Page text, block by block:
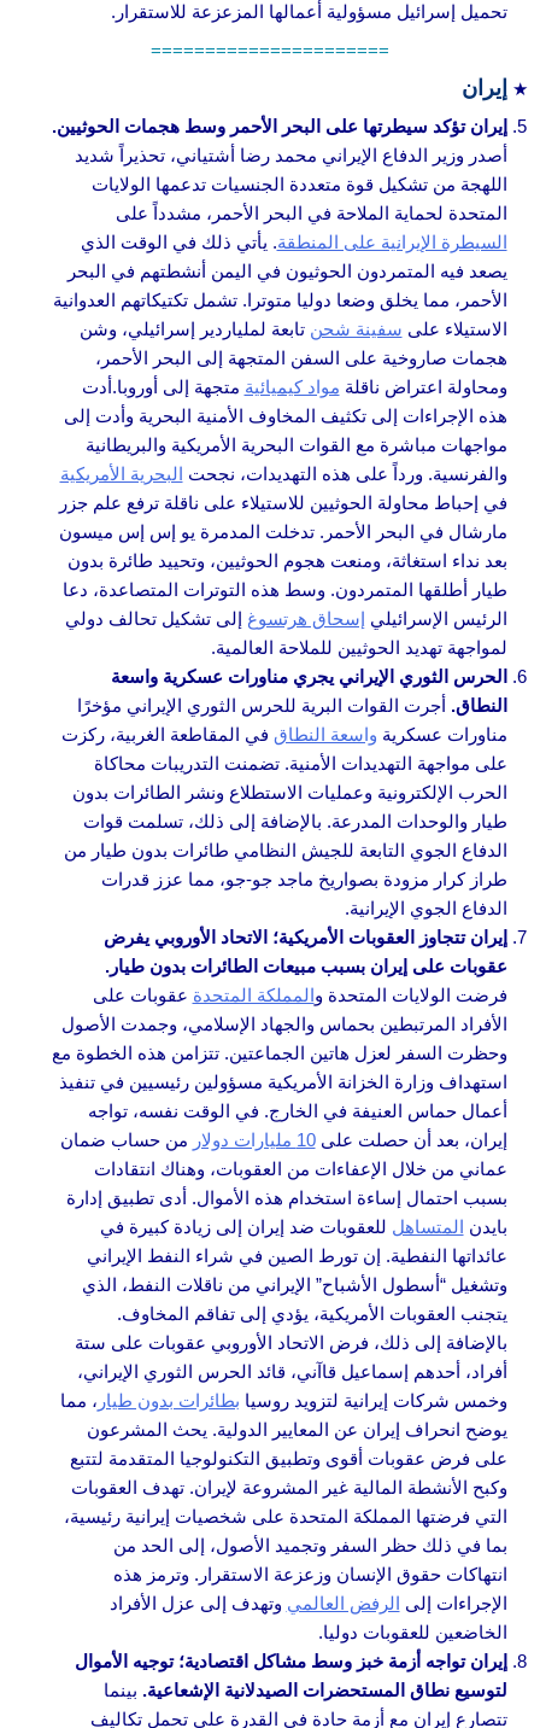
تحميل إسرائيل مسؤولية أعمالها المزعزعة للاستقرار.
======================
إيران
إيران تؤكد سيطرتها على البحر الأحمر وسط هجمات الحوثيين.
أصدر وزير الدفاع الإيراني محمد رضا أشتياني، تحذيراً شديد
اللهجة من تشكيل قوة متعددة الجنسيات تدعمها الولايات
المتحدة لحماية الملاحة في البحر الأحمر، مشدداً على
السيطرة الإيرانية على المنطقة. يأتي ذلك في الوقت الذي
يصعد فيه المتمردون الحوثيون في اليمن أنشطتهم في البحر
الأحمر، مما يخلق وضعا دوليا متوترا. تشمل تكتيكاتهم العدوانية
الاستيلاء على سفينة شحن تابعة لملياردير إسرائيلي، وشن
هجمات صاروخية على السفن المتجهة إلى البحر الأحمر،
ومحاولة اعتراض ناقلة مواد كيميائية متجهة إلى أوروبا.أدت
هذه الإجراءات إلى تكثيف المخاوف الأمنية البحرية وأدت إلى
مواجهات مباشرة مع القوات البحرية الأمريكية والبريطانية
والفرنسية. ورداً على هذه التهديدات، نجحت البحرية الأمريكية
في إحباط محاولة الحوثيين للاستيلاء على ناقلة ترفع علم جزر
مارشال في البحر الأحمر. تدخلت المدمرة يو إس إس ميسون
بعد نداء استغاثة، ومنعت هجوم الحوثيين، وتحييد طائرة بدون
طيار أطلقها المتمردون. وسط هذه التوترات المتصاعدة، دعا
الرئيس الإسرائيلي إسحاق هرتسوغ إلى تشكيل تحالف دولي
لمواجهة تهديد الحوثيين للملاحة العالمية.
الحرس الثوري الإيراني يجري مناورات عسكرية واسعة
النطاق. أجرت القوات البرية للحرس الثوري الإيراني مؤخرًا
مناورات عسكرية واسعة النطاق في المقاطعة الغربية، ركزت
على مواجهة التهديدات الأمنية. تضمنت التدريبات محاكاة
الحرب الإلكترونية وعمليات الاستطلاع ونشر الطائرات بدون
طيار والوحدات المدرعة. بالإضافة إلى ذلك، تسلمت قوات
الدفاع الجوي التابعة للجيش النظامي طائرات بدون طيار من
طراز كرار مزودة بصواريخ ماجد جو-جو، مما عزز قدرات
الدفاع الجوي الإيرانية.
إيران تتجاوز العقوبات الأمريكية؛ الاتحاد الأوروبي يفرض
عقوبات على إيران بسبب مبيعات الطائرات بدون طيار.
فرضت الولايات المتحدة والمملكة المتحدة عقوبات على
الأفراد المرتبطين بحماس والجهاد الإسلامي، وجمدت الأصول
وحظرت السفر لعزل هاتين الجماعتين. تتزامن هذه الخطوة مع
استهداف وزارة الخزانة الأمريكية مسؤولين رئيسيين في تنفيذ
أعمال حماس العنيفة في الخارج. في الوقت نفسه، تواجه
إيران، بعد أن حصلت على10 مليارات دولار
من حساب ضمان
عماني من خلال الإعفاءات من العقوبات، وهناك انتقادات
بسبب احتمال إساءة استخدام هذه الأموال. أدى تطبيق إدارة
بايدن المتساهل للعقوبات ضد إيران إلى زيادة كبيرة في
عائداتها النفطية. إن تورط الصين في شراء النفط الإيراني
وتشغيل “أسطول الأشباح” الإيراني من ناقلات النفط، الذي
يتجنب العقوبات الأمريكية، يؤدي إلى تفاقم المخاوف.
بالإضافة إلى ذلك، فرض الاتحاد الأوروبي عقوبات على ستة
أفراد، أحدهم إسماعيل قاآني، قائد الحرس الثوري الإيراني،
وخمس شركات إيرانية لتزويد روسيا بطائرات بدون طيار ، مما
يوضح انحراف إيران عن المعايير الدولية. يحث المشرعون
على فرض عقوبات أقوى وتطبيق التكنولوجيا المتقدمة لتتبع
وكبح الأنشطة المالية غير المشروعة لإيران. تهدف العقوبات
التي فرضتها المملكة المتحدة على شخصيات إيرانية رئيسية،
بما في ذلك حظر السفر وتجميد الأصول، إلى الحد من
انتهاكات حقوق الإنسان وزعزعة الاستقرار. وترمز هذه
الإجراءات إلى الرفض العالمي وتهدف إلى عزل الأفراد
الخاضعين للعقوبات دوليا.
إيران تواجه أزمة خبز وسط مشاكل اقتصادية؛ توجيه الأموال
لتوسيع نطاق المستحضرات الصيدلانية الإشعاعية. بينما
تتصارع إيران مع أزمة حادة في القدرة على تحمل تكاليف